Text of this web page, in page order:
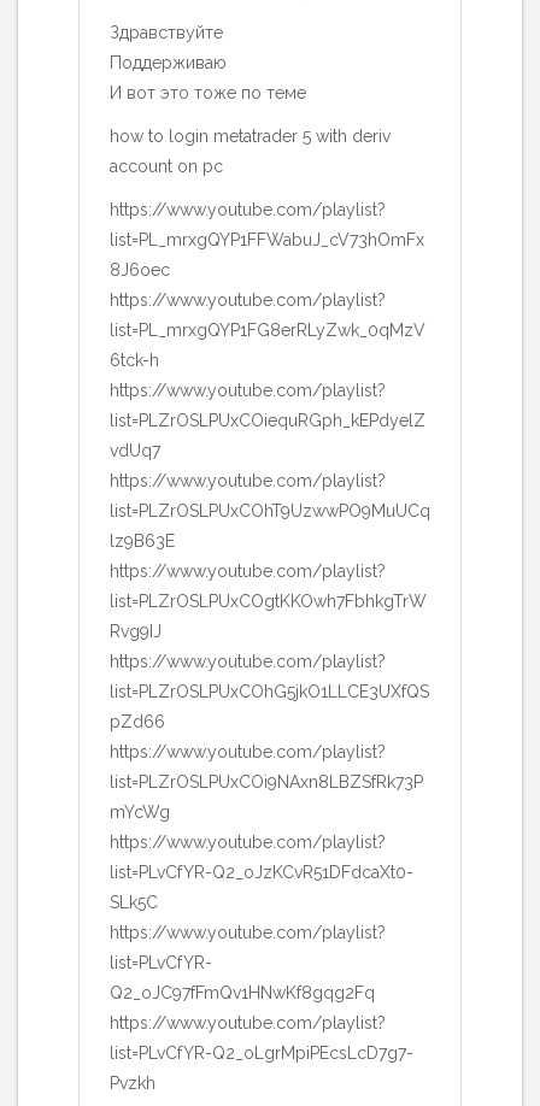
Здравствуйте
Поддерживаю
И вот это тоже по теме
how to login metatrader 5 with deriv
account on pc
https://www.youtube.com/playlist?
list=PL_mrxgQYP1FFWabuJ_cV73hOmFx
8J6oec
https://www.youtube.com/playlist?
list=PL_mrxgQYP1FG8erRLyZwk_0qMzV
6tck-h
https://www.youtube.com/playlist?
list=PLZrOSLPUxCOiequRGph_kEPdyelZ
vdUq7
https://www.youtube.com/playlist?
list=PLZrOSLPUxCOhT9UzwwPO9MuUCq
lz9B63E
https://www.youtube.com/playlist?
list=PLZrOSLPUxCOgtKKOwh7FbhkgTrW
Rvg9IJ
https://www.youtube.com/playlist?
list=PLZrOSLPUxCOhG5jkO1LLCE3UXfQS
pZd66
https://www.youtube.com/playlist?
list=PLZrOSLPUxCOi9NAxn8LBZSfRk73P
mYcWg
https://www.youtube.com/playlist?
list=PLvCfYR-Q2_oJzKCvR51DFdcaXt0-
SLk5C
https://www.youtube.com/playlist?
list=PLvCfYR-
Q2_oJC97fFmQv1HNwKf8gqg2Fq
https://www.youtube.com/playlist?
list=PLvCfYR-Q2_oLgrMpiPEcsLcD7g7-
Pvzkh